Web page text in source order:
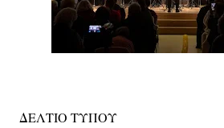
ΔΕΛΤΙΟ ΤΥΠΟΥ